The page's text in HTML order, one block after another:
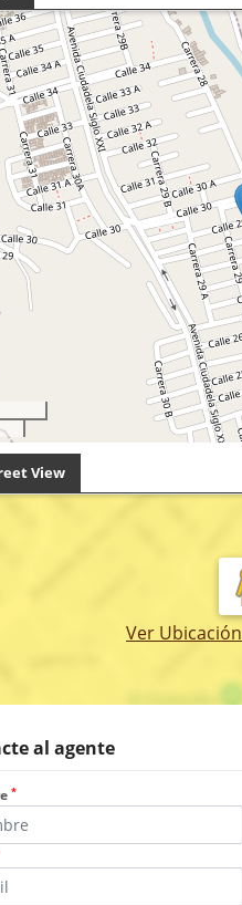
View
Ver Ubicación
al agente
*